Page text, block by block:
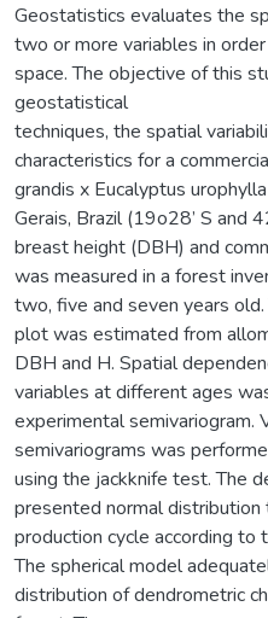
Geostatistics evaluates the
two or more variables in
space. The objective of this
geostatistical
techniques, the spatial
characteristics for a
grandis x Eucalyptus
Gerais, Brazil (19o28’ S and
breast height (DBH) and
was measured in a forest
two, five and seven years
plot was estimated from
DBH and H. Spatial
variables at different ages
experimental semivariogram.
semivariograms was
using the jackknife test. The
presented normal
production cycle according
The spherical model
distribution of dendrometric